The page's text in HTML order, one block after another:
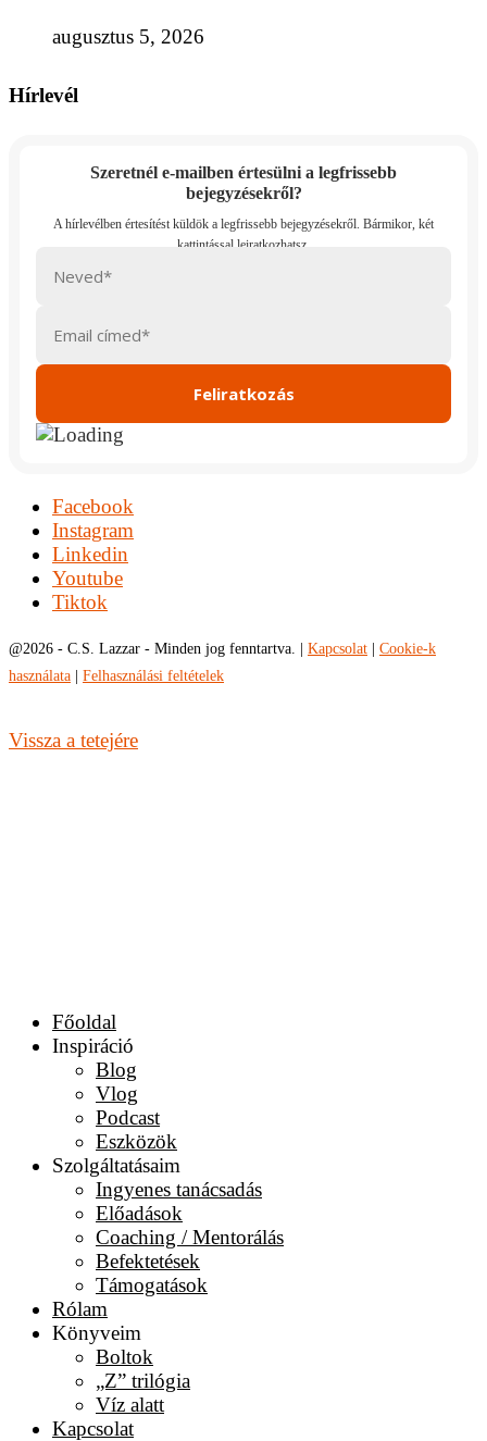
augusztus 5, 2026
Hírlevél
Szeretnél e-mailben értesülni a legfrissebb
bejegyzésekről?
Facebook
Instagram
Linkedin
Youtube
Tiktok
@2026 - C.S. Lazzar - Minden jog fenntartva. | Kapcsolat
Cookie-k
használata
Felhasználási feltételek
Vissza a tetejére
Főoldal
Inspiráció
Blog
Vlog
Podcast
Eszközök
Szolgáltatásaim
Ingyenes tanácsadás
Előadások
Coaching / Mentorálás
Befektetések
Támogatások
Rólam
Könyveim
Boltok
„Z” trilógia
Víz alatt
Kapcsolat